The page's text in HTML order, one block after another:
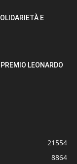
E
LEONARDO
21554
8864